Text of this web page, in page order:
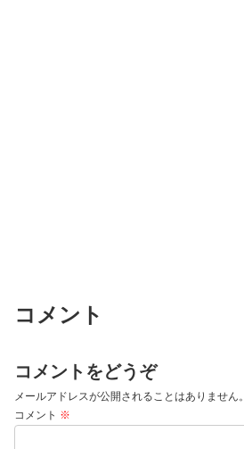
コメント
コメントをどうぞ
メールアドレスが公開されることはありません。
コメント ※